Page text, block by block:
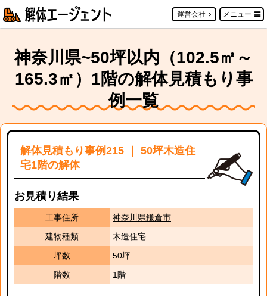
運営会社 メニュー
神奈川県~50坪以内（102.5㎡～
165.3㎡）1階の解体見積もり事
例一覧
解体見積もり事例215 ｜ 50坪木造住
宅1階の解体
お見積り結果
工事住所
神奈川県鎌倉市
建物種類
木造住宅
坪数
50坪
階数
1階